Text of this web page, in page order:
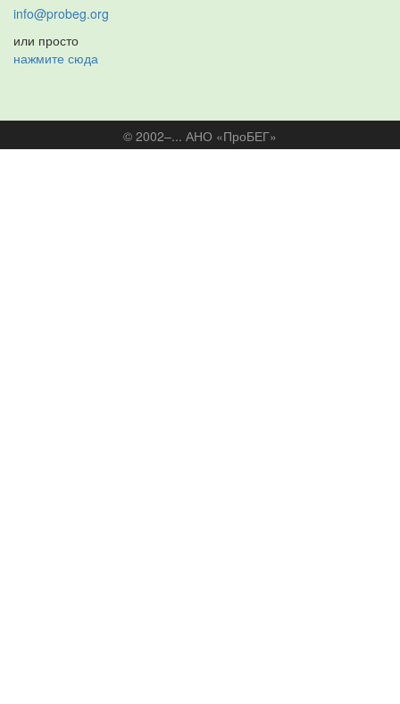
info@probeg.org
или просто
нажмите сюда
© 2002–... АНО «ПроБЕГ»